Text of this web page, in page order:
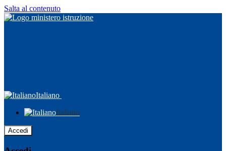
Salta al contenuto
Italiano
Italiano
Accedi